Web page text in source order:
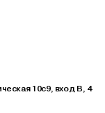
10с9, вход В, 4